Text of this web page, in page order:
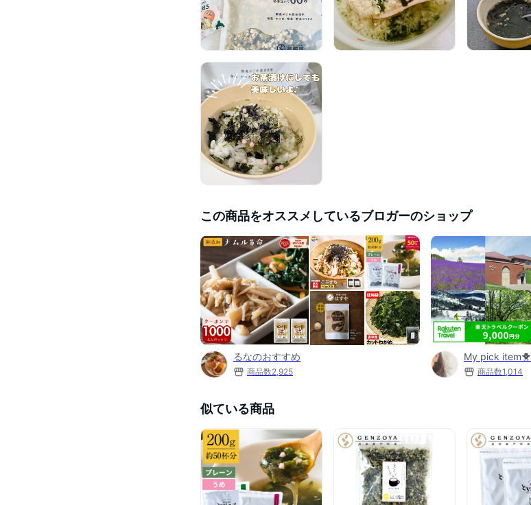
この商品をオススメしているブロガーのショップ
るなのおすすめ
商品数2,925
My pick item🐥
商品数1,014
似ている商品